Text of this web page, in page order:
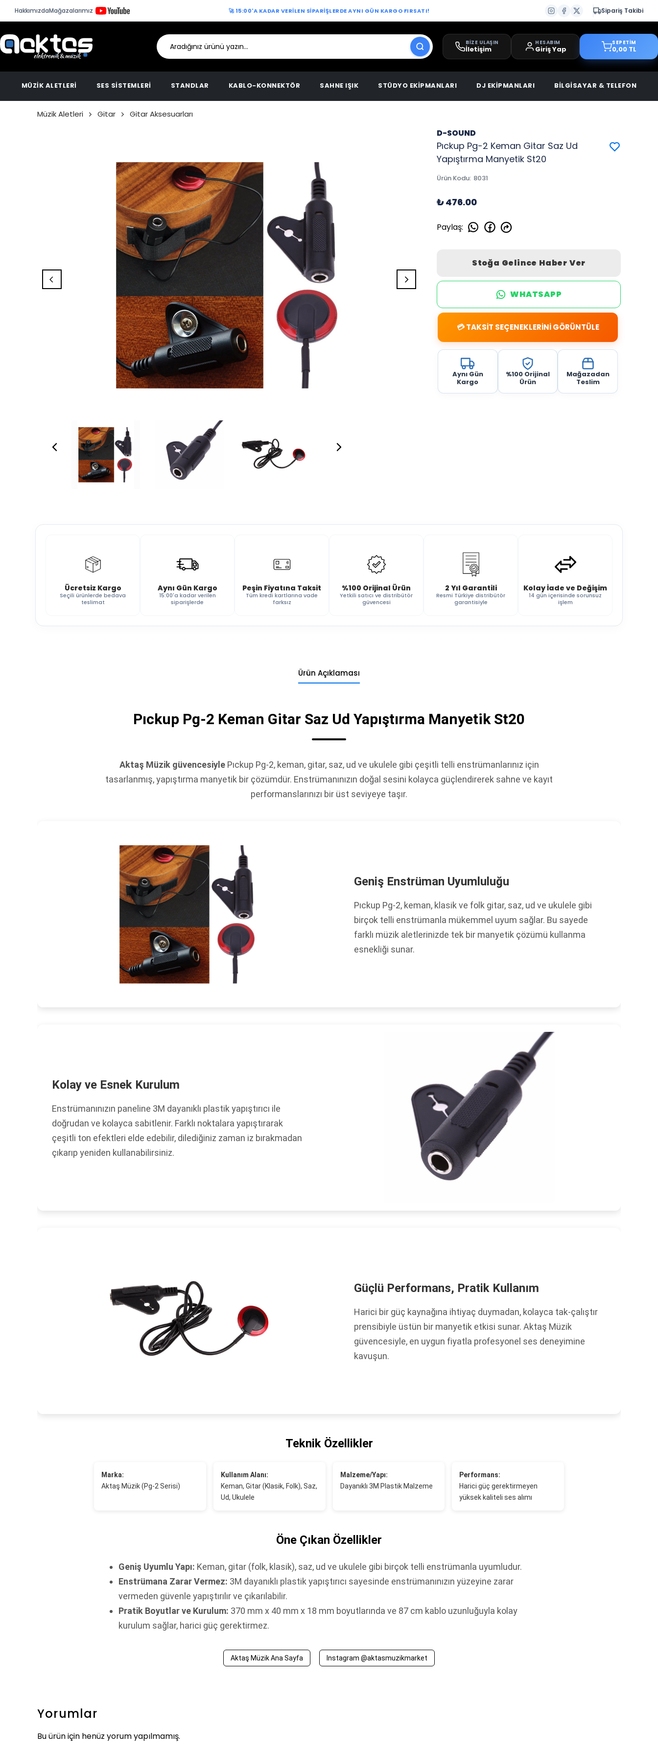
HakkımızdaMağazalarımız 🚀 15:00'A KADAR VERİLEN SİPARİŞLERDE AYNI GÜN KARGO FIRSATI! Sipariş Takibi
BİZE ULAŞIN
İletişim
HESABIM
Giriş Yap
SEPETİM
0,00 TL
MÜZİK ALETLERİ SES SİSTEMLERİ STANDLAR KABLO-KONNEKTÖR SAHNE IŞIK STÜDYO EKİPMANLARI DJ EKİPMANLARI BİLGİSAYAR & TELEFON
Müzik Aletleri Gitar Gitar Aksesuarları
D-SOUND
Pıckup Pg-2 Keman Gitar Saz Ud
Yapıştırma Manyetik St20
Ürün Kodu: 8031
₺ 476.00
Paylaş:
Stoğa Gelince Haber Ver
WHATSAPP
💳 TAKSİT SEÇENEKLERİNİ GÖRÜNTÜLE
Aynı Gün
Kargo
%100 Orijinal
Ürün
Mağazadan
Teslim
Ücretsiz Kargo
Seçili ürünlerde bedava
teslimat
Aynı Gün Kargo
15:00'a kadar verilen
siparişlerde
Peşin Fiyatına Taksit
Tüm kredi kartlarına vade
farksız
%100 Orijinal Ürün
Yetkili satıcı ve distribütör
güvencesi
2 Yıl Garantili
Resmi Türkiye distribütör
garantisiyle
Kolay İade ve Değişim
14 gün içerisinde sorunsuz
işlem
Ürün Açıklaması
Pıckup Pg-2 Keman Gitar Saz Ud Yapıştırma Manyetik St20
Aktaş Müzik güvencesiylePıckup Pg-2, keman, gitar, saz, ud ve ukulele gibi çeşitli telli enstrümanlarınız için
tasarlanmış, yapıştırma manyetik bir çözümdür. Enstrümanınızın doğal sesini kolayca güçlendirerek sahne ve kayıt
performanslarınızı bir üst seviyeye taşır.
Geniş Enstrüman Uyumluluğu
Pıckup Pg-2, keman, klasik ve folk gitar, saz, ud ve ukulele gibi
birçok telli enstrümanla mükemmel uyum sağlar. Bu sayede
farklı müzik aletlerinizde tek bir manyetik çözümü kullanma
esnekliği sunar.
Kolay ve Esnek Kurulum
Enstrümanınızın paneline 3M dayanıklı plastik yapıştırıcı ile
doğrudan ve kolayca sabitlenir. Farklı noktalara yapıştırarak
çeşitli ton efektleri elde edebilir, dilediğiniz zaman iz bırakmadan
çıkarıp yeniden kullanabilirsiniz.
Güçlü Performans, Pratik Kullanım
Harici bir güç kaynağına ihtiyaç duymadan, kolayca tak-çalıştır
prensibiyle üstün bir manyetik etkisi sunar. Aktaş Müzik
güvencesiyle, en uygun fiyatla profesyonel ses deneyimine
kavuşun.
Teknik Özellikler
Marka:
Aktaş Müzik (Pg-2 Serisi)
Kullanım Alanı:
Keman, Gitar (Klasik, Folk), Saz,
Ud, Ukulele
Malzeme/Yapı:
Dayanıklı 3M Plastik Malzeme
Performans:
Harici güç gerektirmeyen
yüksek kaliteli ses alımı
Öne Çıkan Özellikler
Geniş Uyumlu Yapı: Keman, gitar (folk, klasik), saz, ud ve ukulele gibi birçok telli enstrümanla uyumludur.
Enstrümana Zarar Vermez: 3M dayanıklı plastik yapıştırıcı sayesinde enstrümanınızın yüzeyine zarar
vermeden güvenle yapıştırılır ve çıkarılabilir.
Pratik Boyutlar ve Kurulum: 370 mm x 40 mm x 18 mm boyutlarında ve 87 cm kablo uzunluğuyla kolay
kurulum sağlar, harici güç gerektirmez.
Aktaş Müzik Ana Sayfa Instagram @aktasmuzikmarket
Yorumlar
Bu ürün için henüz yorum yapılmamış.